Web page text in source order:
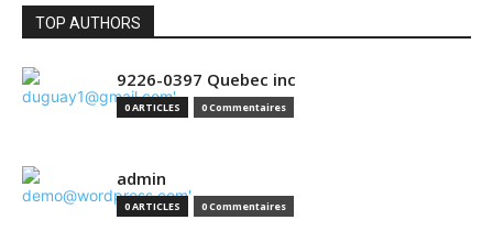
TOP AUTHORS
9226-0397 Quebec inc
0 ARTICLES 0 Commentaires
admin
0 ARTICLES 0 Commentaires